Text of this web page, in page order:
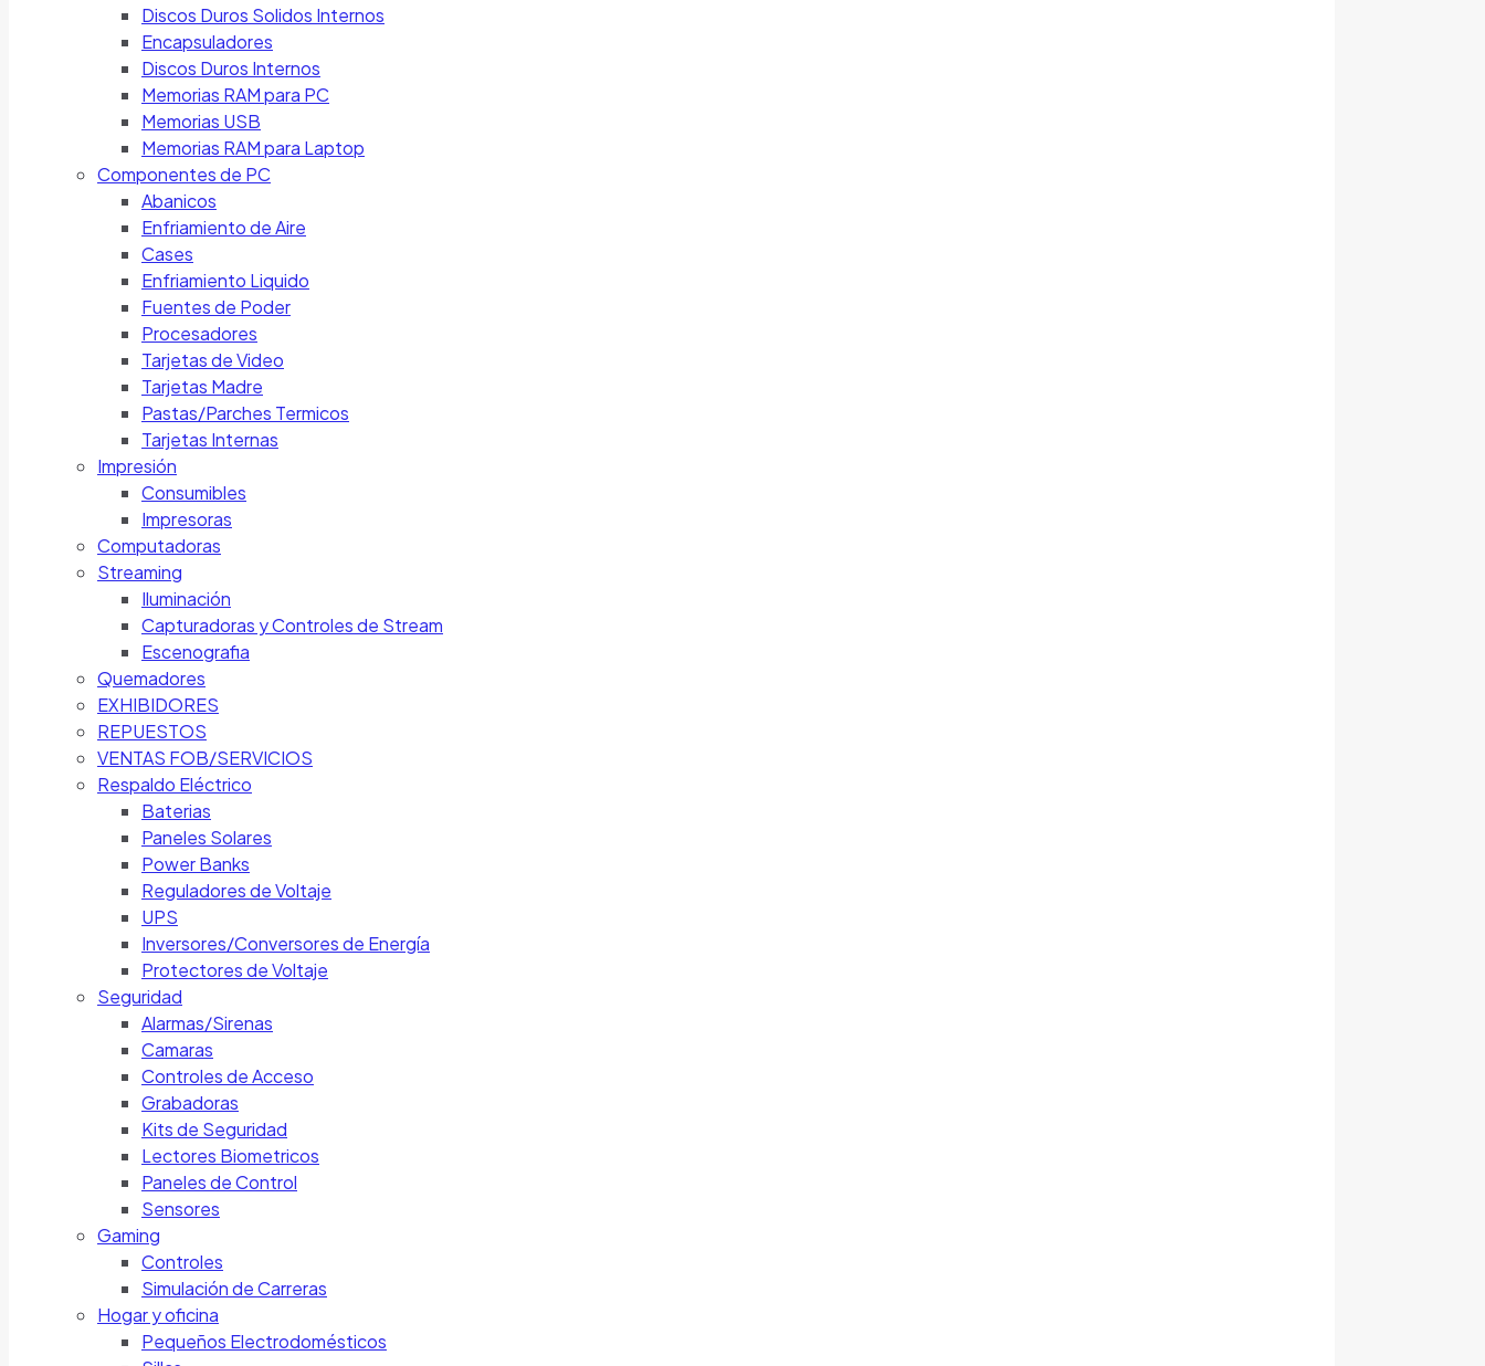
Discos Duros Solidos Internos
Encapsuladores
Discos Duros Internos
Memorias RAM para PC
Memorias USB
Memorias RAM para Laptop
Componentes de PC
Abanicos
Enfriamiento de Aire
Cases
Enfriamiento Liquido
Fuentes de Poder
Procesadores
Tarjetas de Video
Tarjetas Madre
Pastas/Parches Termicos
Tarjetas Internas
Impresión
Consumibles
Impresoras
Computadoras
Streaming
Iluminación
Capturadoras y Controles de Stream
Escenografia
Quemadores
EXHIBIDORES
REPUESTOS
VENTAS FOB/SERVICIOS
Respaldo Eléctrico
Baterias
Paneles Solares
Power Banks
Reguladores de Voltaje
UPS
Inversores/Conversores de Energía
Protectores de Voltaje
Seguridad
Alarmas/Sirenas
Camaras
Controles de Acceso
Grabadoras
Kits de Seguridad
Lectores Biometricos
Paneles de Control
Sensores
Gaming
Controles
Simulación de Carreras
Hogar y oficina
Pequeños Electrodomésticos